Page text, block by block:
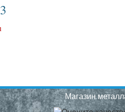
Магазин